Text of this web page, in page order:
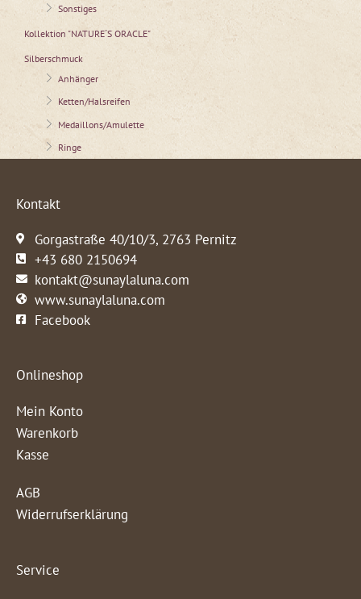
Sonstiges
Kollektion "NATURE´S ORACLE"
Silberschmuck
Anhänger
Ketten/Halsreifen
Medaillons/Amulette
Ringe
Kontakt
Gorgastraße 40/10/3, 2763 Pernitz
+43 680 2150694
kontakt@sunaylaluna.com
www.sunaylaluna.com
Facebook
Onlineshop
Mein Konto
Warenkorb
Kasse
AGB
Widerrufserklärung
Service